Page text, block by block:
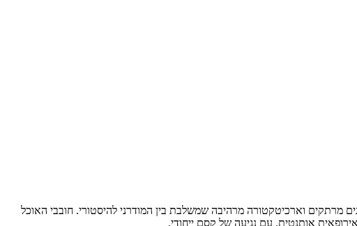
מרתקים וארכיטקטורה מרהיבה שמשלבת בין המודרני להיסטורי. חובבי האוכל
אותנטית, עם נגיעה של קסם ייחודי.